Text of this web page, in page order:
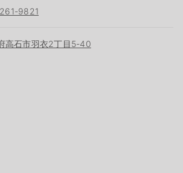
9821
高石市羽衣2丁目5-40